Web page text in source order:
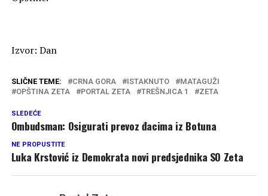
Izvor: Dan
SLIČNE TEME: CRNA GORA ISTAKNUTO
MATAGUŽI
OPŠTINA ZETA
PORTAL ZETA TREŠNJICA 1 ZETA
SLEDEĆE
Ombudsman: Osigurati prevoz đacima iz Botuna
NE PROPUSTITE
Luka Krstović iz Demokrata novi predsjednika SO Zeta